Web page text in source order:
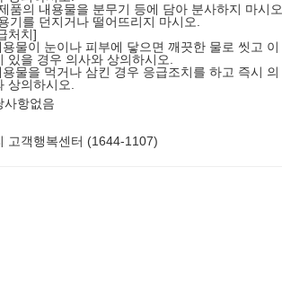
품의 내용물을 분무기 등에 담아 분사하지 마시오.
기를 던지거나 떨어뜨리지 마시오.
처치]
용물이 눈이나 피부에 닿으면 깨끗한 물로 씻고 이
있을 경우 의사와 상의하시오.
용물을 먹거나 삼킨 경우 응급조치를 하고 즉시 의
상의하시오.
사항없음
고객행복센터 (1644-1107)